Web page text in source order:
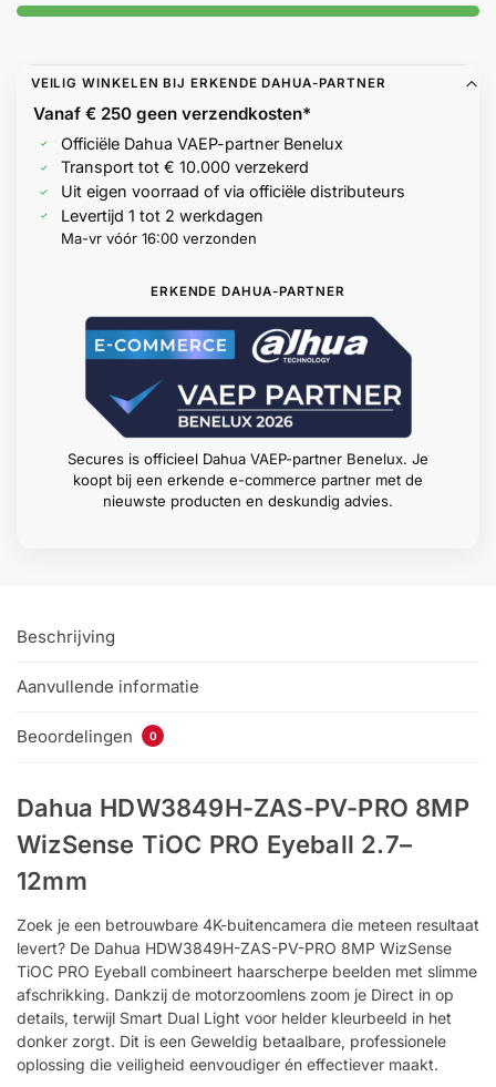
VEILIG WINKELEN BIJ ERKENDE DAHUA-PARTNER
Vanaf € 250 geenverzendkosten*
Officiële Dahua VAEP-partner Benelux
Transport tot € 10.000 verzekerd
Uit eigen voorraad of via officiële distributeurs
Levertijd 1 tot 2 werkdagen
Ma-vr vóór 16:00 verzonden
ERKENDE DAHUA-PARTNER
Secures is officieel Dahua VAEP-partner Benelux. Je
koopt bij een erkende e-commerce partner met de
nieuwste producten en deskundig advies.
Beschrijving
Aanvullende informatie
Beoordelingen 0
Dahua HDW3849H-ZAS-PV-PRO 8MP
WizSense TiOC PRO Eyeball 2.7–
12mm
Zoek je een betrouwbare 4K-buitencamera die meteen resultaat
levert? De Dahua HDW3849H-ZAS-PV-PRO 8MP WizSense
TiOC PRO Eyeball combineert haarscherpe beelden met slimme
afschrikking. Dankzij de motorzoomlens zoom je Direct in op
details, terwijl Smart Dual Light voor helder kleurbeeld in het
donker zorgt. Dit is een Geweldig betaalbare, professionele
oplossing die veiligheid eenvoudiger én effectiever maakt.